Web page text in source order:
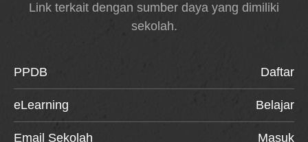
Link terkait dengan sumber daya yang dimiliki
sekolah.
PPDB Daftar
eLearning Belajar
Email Sekolah Masuk